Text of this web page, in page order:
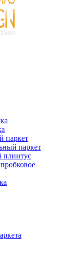
паркет
паркет
плинтус